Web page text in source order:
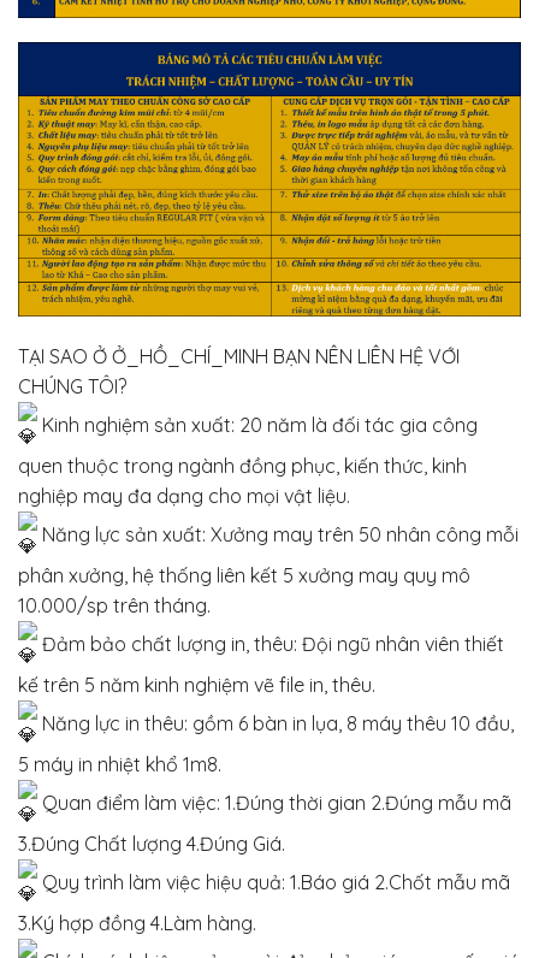
TẠI SAO Ở Ở_HỒ_CHÍ_MINH BẠN NÊN LIÊN HỆ VỚI
CHÚNG TÔI?
Kinh nghiệm sản xuất: 20 năm là đối tác gia công
quen thuộc trong ngành đồng phục, kiến thức, kinh
nghiệp may đa dạng cho mọi vật liệu.
Năng lực sản xuất: Xưởng may trên 50 nhân công mỗi
phân xưởng, hệ thống liên kết 5 xưởng may quy mô
10.000/sp trên tháng.
Đảm bảo chất lượng in, thêu: Đội ngũ nhân viên thiết
kế trên 5 năm kinh nghiệm vẽ file in, thêu.
Năng lực in thêu: gồm 6 bàn in lụa, 8 máy thêu 10 đầu,
5 máy in nhiệt khổ 1m8.
Quan điểm làm việc: 1.Đúng thời gian 2.Đúng mẫu mã
3.Đúng Chất lượng 4.Đúng Giá.
Quy trình làm việc hiệu quả: 1.Báo giá 2.Chốt mẫu mã
3.Ký hợp đồng 4.Làm hàng.